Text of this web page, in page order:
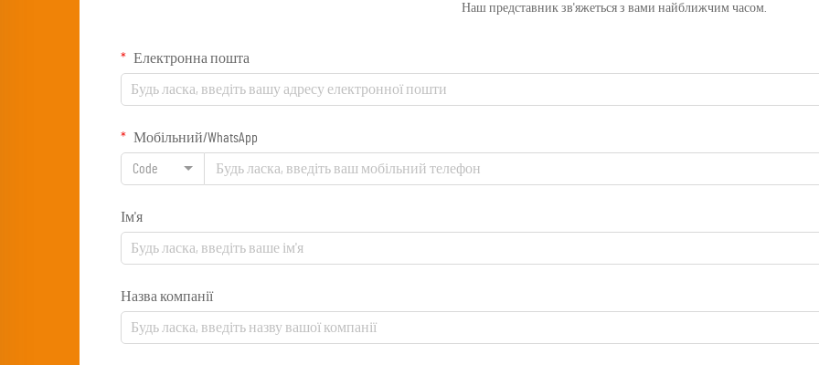
Наш представник зв'яжеться з вами найближчим часом.
Електронна пошта
Мобільний/WhatsApp
Code
Ім'я
Назва компанії